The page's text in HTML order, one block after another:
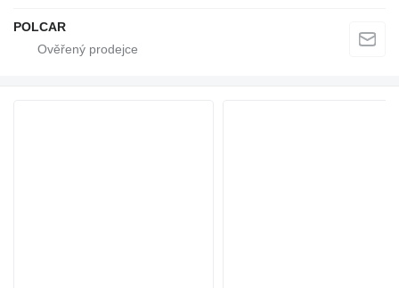
POLCAR